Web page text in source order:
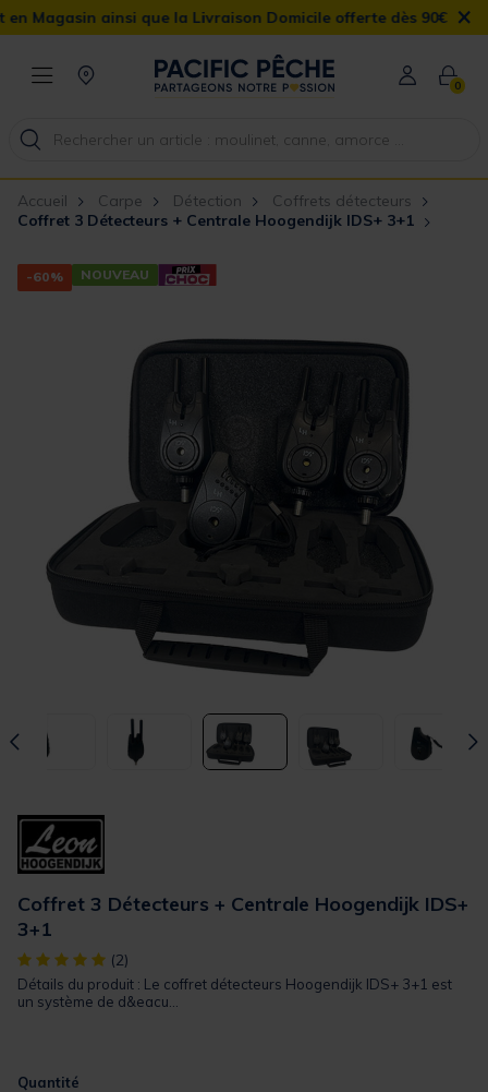
ainsi que la Livraison Domicile offerte dès 90€ ×
0
Accueil Carpe Détection
Coffrets détecteurs
Coffret 3 Détecteurs + Centrale Hoogendijk IDS+ 3+1
-60% NOUVEAU
Coffret 3 Détecteurs + Centrale Hoogendijk IDS+
3+1
[object Object] out of 5 Customer Rating
(2)
Détails du produit : Le coffret détecteurs Hoogendijk IDS+ 3+1 est
un système de d&eacu...
Quantité